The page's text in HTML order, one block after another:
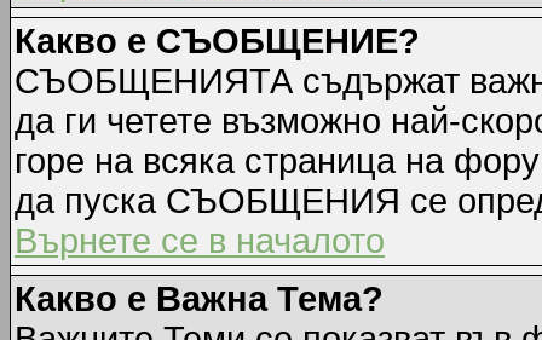
Какво е СЪОБЩЕНИЕ?
СЪОБЩЕНИЯТА съдържат
да ги четете възможно най-
горе на всяка страница на
да пуска СЪОБЩЕНИЯ се
Върнете се в началото
Какво е Важна Тема?